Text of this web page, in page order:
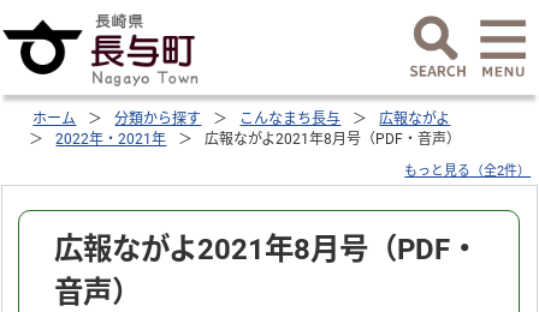
ホーム 分類から探す こんなまち長与
広報ながよ
2022年・2021年
広報ながよ2021年8月号（PDF・音声）
もっと見る（全2件）
広報ながよ2021年8月号（PDF・
音声）